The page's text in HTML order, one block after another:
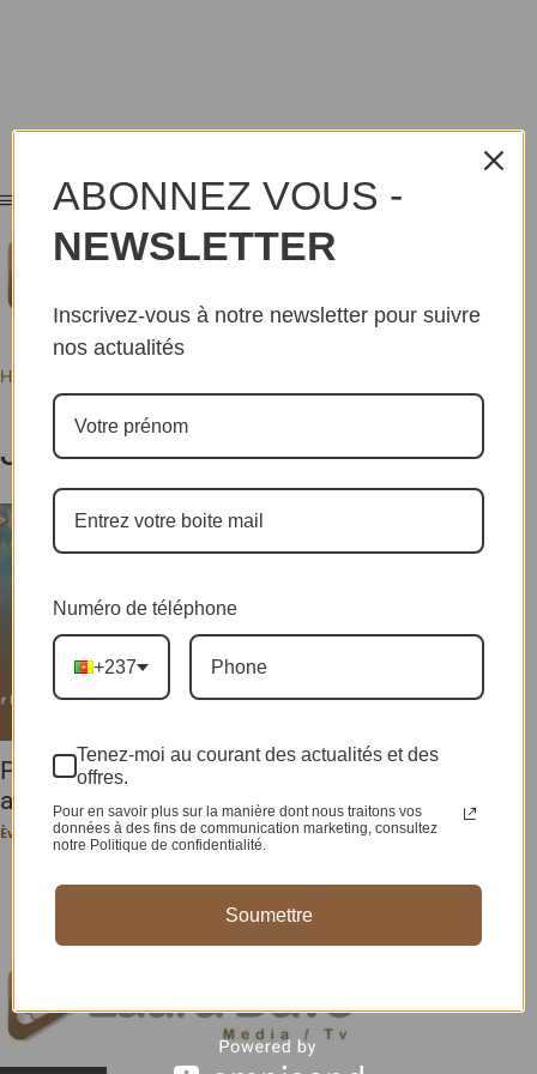
Home
Jan Goossens
PEOPLE : La chanteuse malienne Rokia Traoré
arrêtée par la police...
Ève-Pérec N. BEHALAL - 25 juin 2024
ABONNEZ VOUS -
NEWSLETTER
Inscrivez-vous à notre newsletter pour suivre
nos actualités
Numéro de téléphone
+237
Tenez-moi au courant des actualités et des
offres.
Pour en savoir plus sur la manière dont nous traitons vos
données à des fins de communication marketing, consultez
notre Politique de confidentialité.
Soumettre